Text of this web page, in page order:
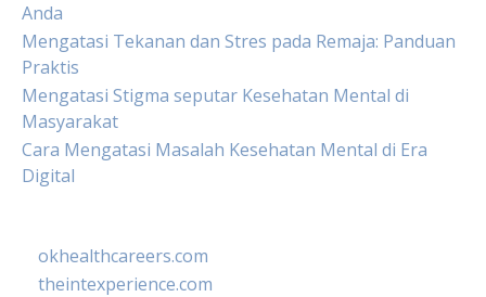
Anda
Mengatasi Tekanan dan Stres pada Remaja: Panduan
Praktis
Mengatasi Stigma seputar Kesehatan Mental di
Masyarakat
Cara Mengatasi Masalah Kesehatan Mental di Era
Digital
okhealthcareers.com
theintexperience.com